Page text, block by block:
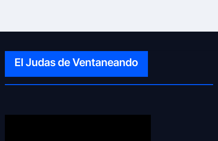
El Judas de Ventaneando